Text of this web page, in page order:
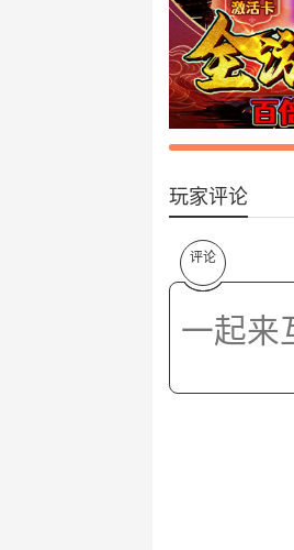
玩家评论
评论